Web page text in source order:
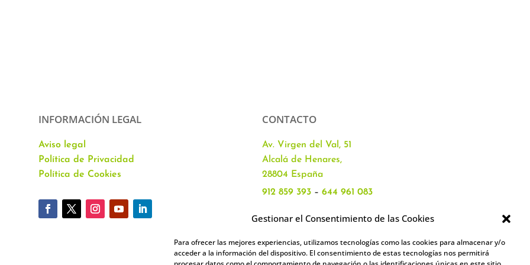
Gestionar el Consentimiento de las Cookies
Para ofrecer las mejores experiencias, utilizamos tecnologías como las cookies para almacenar y/o
acceder a la información del dispositivo. El consentimiento de estas tecnologías nos permitirá
INFORMACIÓN LEGAL
Aviso legal
Política de Privacidad
Política de Cookies
CONTACTO
Av. Virgen del Val, 51
Alcalá de Henares,
28804 España
912 859 393– 644 961 083